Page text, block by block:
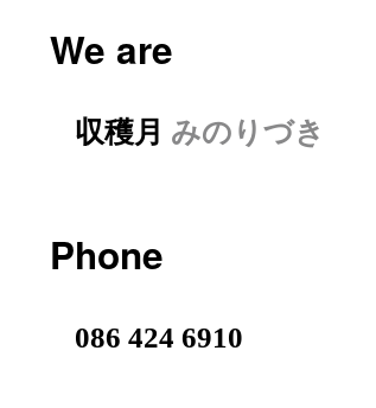
We are
収穫月 みのりづき
Phone
086 424 6910